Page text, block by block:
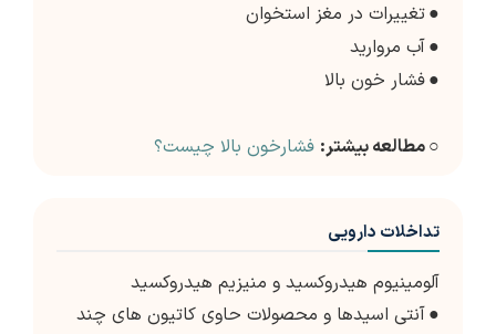
●تغییرات در مغز استخوان
●آب مروارید
●فشار خون بالا
○ مطالعه بیشتر: فشارخون بالا چیست؟
تداخلات دارویی
آلومینیوم هیدروکسید و منیزیم هیدروکسید
●آنتی اسیدها و محصولات حاوی کاتیون های چند